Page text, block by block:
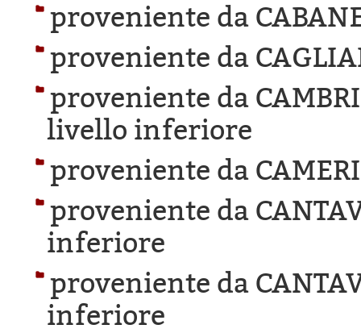
proveniente da
proveniente da
proveniente da
livello inferiore
proveniente da
proveniente da
inferiore
proveniente da
inferiore